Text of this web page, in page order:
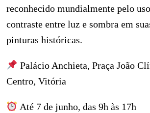
reconhecido mundialmente pelo
contraste entre luz e sombra em
pinturas históricas.
Palácio Anchieta, Praça João
Centro, Vitória
Até 7 de junho, das 9h às 17h